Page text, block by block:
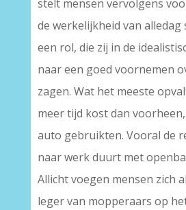
stelt mensen vervolgens
de werkelijkheid van
een rol, die zij in de
naar een goed voornemen
zagen. Wat het meeste
meer tijd kost dan
auto gebruikten. Vooral de
naar werk duurt met
Allicht voegen mensen zich
leger van mopperaars op